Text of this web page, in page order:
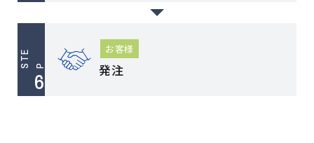
S
T
E P
お客様
発注